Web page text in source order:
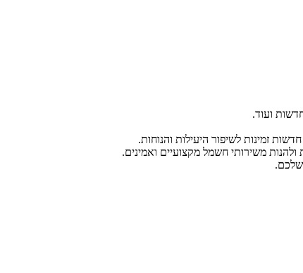
ועוד.
זמינות לשיפור היעילות והנוחות.
משירותי חשמל מקצועיים ואמינים.
שלכם.